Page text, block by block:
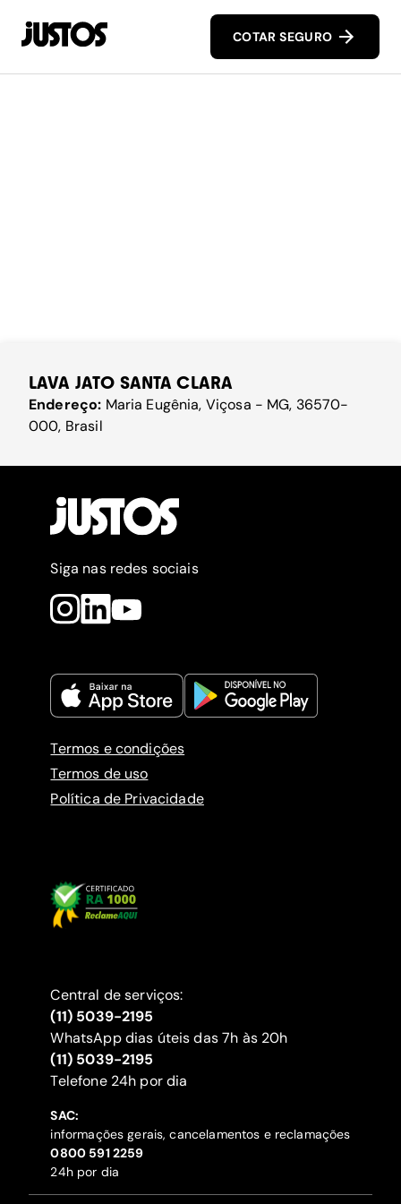
COTAR SEGURO
LAVA JATO SANTA CLARA
Endereço: Maria Eugênia, Viçosa - MG, 36570-
000, Brasil
Siga nas redes sociais
Termos e condições
Termos de uso
Política de Privacidade
Central de serviços:
(11) 5039-2195
WhatsApp dias úteis das 7h às 20h
(11) 5039-2195
‍Telefone 24h por dia
SAC:
informações gerais, cancelamentos e reclamações
‍0800 591 2259
24h por dia